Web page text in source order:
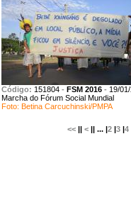
Código: 151804 - FSM 2016 - 19/
Marcha do Fórum Social Mundial
Foto: Betina Carcuchinski/PMPA
<<|| <|| ... |2|3|4